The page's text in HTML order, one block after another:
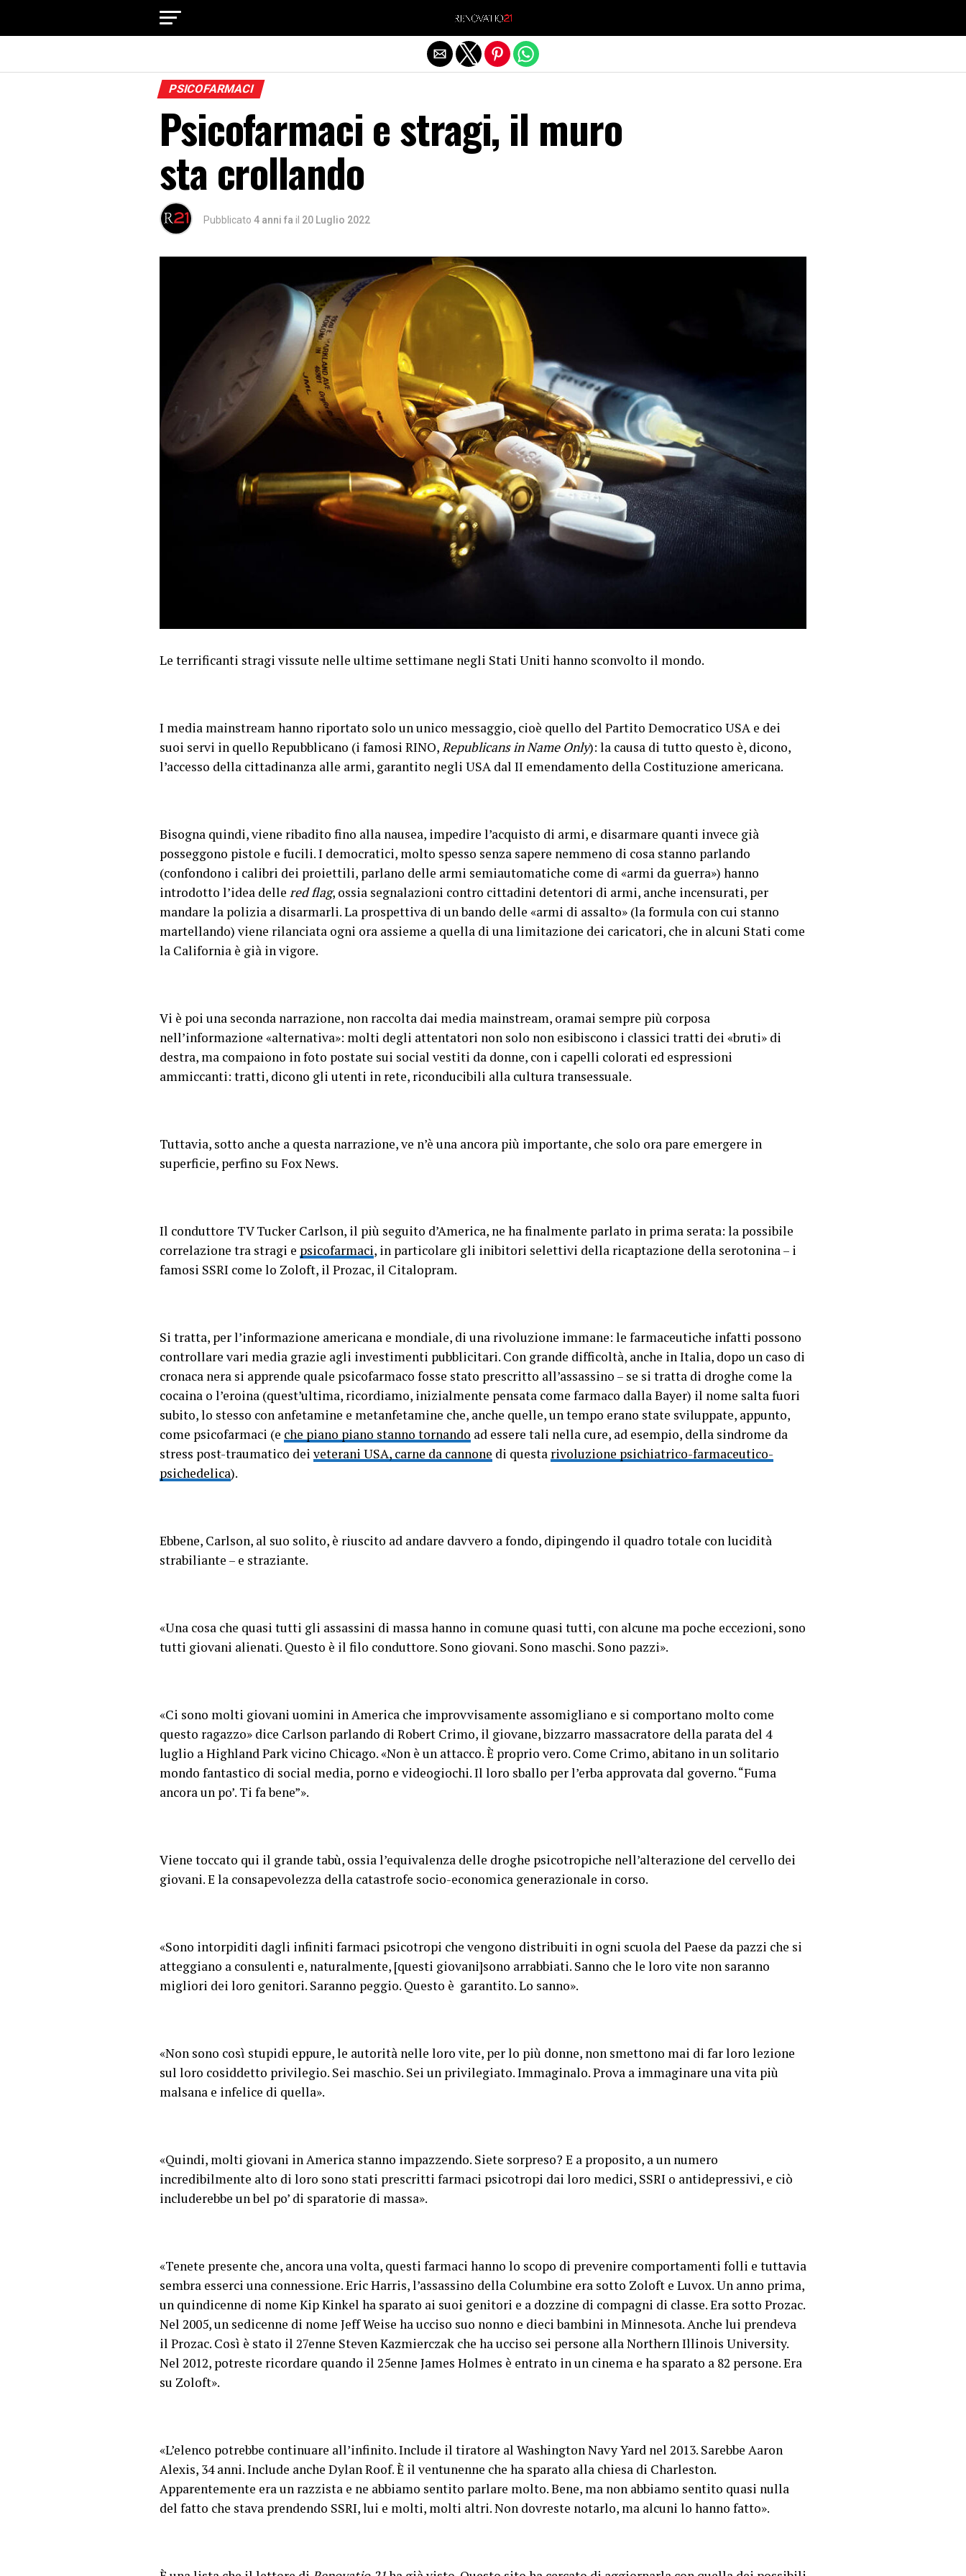
PSICOFARMACI
Psicofarmaci e stragi, il muro
sta crollando
Pubblicato 4 anni fa il 20 Luglio 2022
Le terrificanti stragi vissute nelle ultime settimane negli Stati Uniti hanno sconvolto il mondo.
I media mainstream hanno riportato solo un unico messaggio, cioè quello del Partito Democratico USA e dei
suoi servi in quello Repubblicano (i famosi RINO,Republicans in Name Only): la causa di tutto questo è, dicono,
l’accesso della cittadinanza alle armi, garantito negli USA dal II emendamento della Costituzione americana.
Bisogna quindi, viene ribadito fino alla nausea, impedire l’acquisto di armi, e disarmare quanti invece già
posseggono pistole e fucili. I democratici, molto spesso senza sapere nemmeno di cosa stanno parlando
(confondono i calibri dei proiettili, parlano delle armi semiautomatiche come di «armi da guerra») hanno
introdotto l’idea delle red flag, ossia segnalazioni contro cittadini detentori di armi, anche incensurati, per
mandare la polizia a disarmarli. La prospettiva di un bando delle «armi di assalto» (la formula con cui stanno
martellando) viene rilanciata ogni ora assieme a quella di una limitazione dei caricatori, che in alcuni Stati come
la California è già in vigore.
Vi è poi una seconda narrazione, non raccolta dai media mainstream, oramai sempre più corposa
nell’informazione «alternativa»: molti degli attentatori non solo non esibiscono i classici tratti dei «bruti» di
destra, ma compaiono in foto postate sui social vestiti da donne, con i capelli colorati ed espressioni
ammiccanti: tratti, dicono gli utenti in rete, riconducibili alla cultura transessuale.
Tuttavia, sotto anche a questa narrazione, ve n’è una ancora più importante, che solo ora pare emergere in
superficie, perfino su Fox News.
Il conduttore TV Tucker Carlson, il più seguito d’America, ne ha finalmente parlato in prima serata: la possibile
correlazione tra stragi e psicofarmaci, in particolare gli inibitori selettivi della ricaptazione della serotonina – i
famosi SSRI come lo Zoloft, il Prozac, il Citalopram.
Si tratta, per l’informazione americana e mondiale, di una rivoluzione immane: le farmaceutiche infatti possono
controllare vari media grazie agli investimenti pubblicitari. Con grande difficoltà, anche in Italia, dopo un caso di
cronaca nera si apprende quale psicofarmaco fosse stato prescritto all’assassino – se si tratta di droghe come la
cocaina o l’eroina (quest’ultima, ricordiamo, inizialmente pensata come farmaco dalla Bayer) il nome salta fuori
subito, lo stesso con anfetamine e metanfetamine che, anche quelle, un tempo erano state sviluppate, appunto,
come psicofarmaci (e che piano piano stanno tornando ad essere tali nella cure, ad esempio, della sindrome da
stress post-traumatico dei veterani USA, carne da cannone di questa rivoluzione psichiatrico-farmaceutico-
psichedelica).
Ebbene, Carlson, al suo solito, è riuscito ad andare davvero a fondo, dipingendo il quadro totale con lucidità
strabiliante – e straziante.
«Una cosa che quasi tutti gli assassini di massa hanno in comune quasi tutti, con alcune ma poche eccezioni, sono
tutti giovani alienati. Questo è il filo conduttore. Sono giovani. Sono maschi. Sono pazzi».
«Ci sono molti giovani uomini in America che improvvisamente assomigliano e si comportano molto come
questo ragazzo» dice Carlson parlando di Robert Crimo, il giovane, bizzarro massacratore della parata del 4
luglio a Highland Park vicino Chicago. «Non è un attacco. È proprio vero. Come Crimo, abitano in un solitario
mondo fantastico di social media, porno e videogiochi. Il loro sballo per l’erba approvata dal governo. “Fuma
ancora un po’. Ti fa bene”».
Viene toccato qui il grande tabù, ossia l’equivalenza delle droghe psicotropiche nell’alterazione del cervello dei
giovani. E la consapevolezza della catastrofe socio-economica generazionale in corso.
«Sono intorpiditi dagli infiniti farmaci psicotropi che vengono distribuiti in ogni scuola del Paese da pazzi che si
atteggiano a consulenti e, naturalmente, [questi giovani]sono arrabbiati. Sanno che le loro vite non saranno
migliori dei loro genitori. Saranno peggio. Questo è garantito. Lo sanno».
«Non sono così stupidi eppure, le autorità nelle loro vite, per lo più donne, non smettono mai di far loro lezione
sul loro cosiddetto privilegio. Sei maschio. Sei un privilegiato. Immaginalo. Prova a immaginare una vita più
malsana e infelice di quella».
«Quindi, molti giovani in America stanno impazzendo. Siete sorpreso? E a proposito, a un numero
incredibilmente alto di loro sono stati prescritti farmaci psicotropi dai loro medici, SSRI o antidepressivi, e ciò
includerebbe un bel po’ di sparatorie di massa».
«Tenete presente che, ancora una volta, questi farmaci hanno lo scopo di prevenire comportamenti folli e tuttavia
sembra esserci una connessione. Eric Harris, l’assassino della Columbine era sotto Zoloft e Luvox. Un anno prima,
un quindicenne di nome Kip Kinkel ha sparato ai suoi genitori e a dozzine di compagni di classe. Era sotto Prozac.
Nel 2005, un sedicenne di nome Jeff Weise ha ucciso suo nonno e dieci bambini in Minnesota. Anche lui prendeva
il Prozac. Così è stato il 27enne Steven Kazmierczak che ha ucciso sei persone alla Northern Illinois University.
Nel 2012, potreste ricordare quando il 25enne James Holmes è entrato in un cinema e ha sparato a 82 persone. Era
su Zoloft».
«L’elenco potrebbe continuare all’infinito. Include il tiratore al Washington Navy Yard nel 2013. Sarebbe Aaron
Alexis, 34 anni. Include anche Dylan Roof. È il ventunenne che ha sparato alla chiesa di Charleston.
Apparentemente era un razzista e ne abbiamo sentito parlare molto. Bene, ma non abbiamo sentito quasi nulla
del fatto che stava prendendo SSRI, lui e molti, molti altri. Non dovreste notarlo, ma alcuni lo hanno fatto».
Exit mobile version